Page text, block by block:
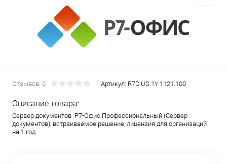
Отзывов: 0 Артикул: R7D.US.1Y.1121.100
Описание товара:
Сервер документов Р7-Офис.Профессиональный (Сервер
документов), встраиваемое решение, лицензия для организаций
на 1 год